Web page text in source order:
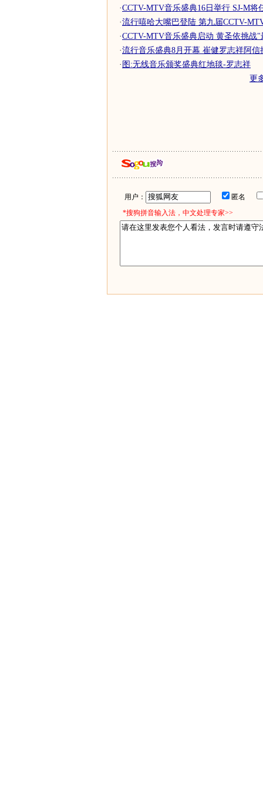
·CCTV-MTV音乐盛典16日举行 SJ-M将
·流行嘻哈大嘴巴登陆 第九届CCTV-
·CCTV-MTV音乐盛典启动 黄圣依挑战
·流行音乐盛典8月开幕 崔健罗志祥阿信
· 图:无线音乐颁奖盛典红地毯-罗志祥
更
用户：
匿名
*搜狗拼音输入法，中文处理专家>>